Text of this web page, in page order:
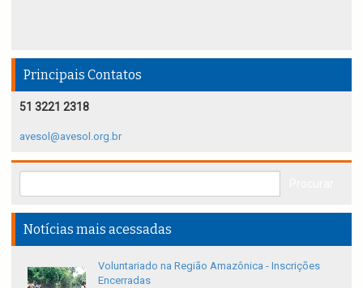
Principais Contatos
51 3221 2318
avesol@avesol.org.br
Notícias mais acessadas
Voluntariado na Região Amazônica - Inscrições
Encerradas